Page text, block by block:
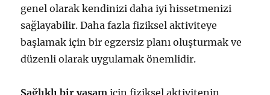
genel olarak kendinizi daha iyi hissetmenizi
sağlayabilir. Daha fazla fiziksel aktiviteye
başlamak için bir egzersiz planı oluşturmak ve
düzenli olarak uygulamak önemlidir.
Sağlıklı bir yaşam için fiziksel aktivitenin